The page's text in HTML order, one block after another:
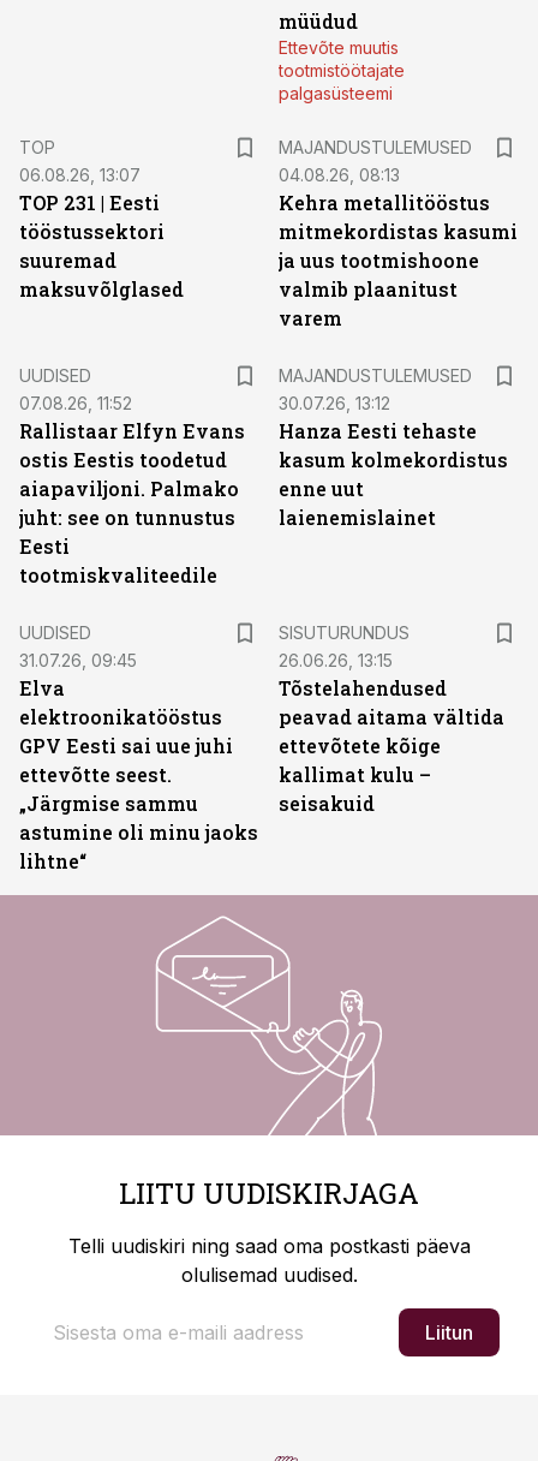
müüdud
Ettevõte muutis
tootmistöötajate
palgasüsteemi
TOP
06.08.26, 13:07
TOP 231 | Eesti
tööstussektori
suuremad
maksuvõlglased
MAJANDUSTULEMUSED
04.08.26, 08:13
Kehra metallitööstus
mitmekordistas kasumi
ja uus tootmishoone
valmib plaanitust
varem
UUDISED
07.08.26, 11:52
Rallistaar Elfyn Evans
ostis Eestis toodetud
aiapaviljoni. Palmako
juht: see on tunnustus
Eesti
tootmiskvaliteedile
MAJANDUSTULEMUSED
30.07.26, 13:12
Hanza Eesti tehaste
kasum kolmekordistus
enne uut
laienemislainet
UUDISED
31.07.26, 09:45
Elva
elektroonikatööstus
GPV Eesti sai uue juhi
ettevõtte seest.
„Järgmise sammu
astumine oli minu jaoks
lihtne“
SISUTURUNDUS
26.06.26, 13:15
Tõstelahendused
peavad aitama vältida
ettevõtete kõige
kallimat kulu –
seisakuid
LIITU UUDISKIRJAGA
Telli uudiskiri ning saad oma postkasti päeva
olulisemad uudised.
Liitun